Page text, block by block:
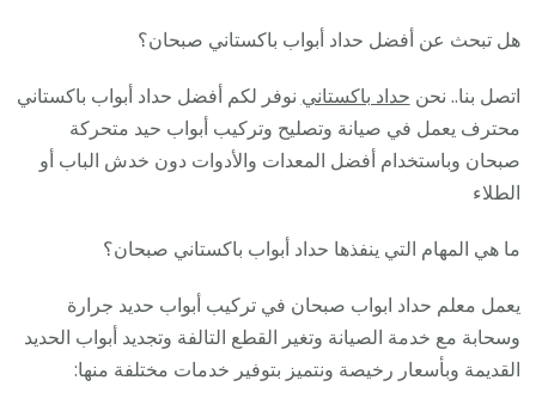
هل تبحث عن أفضل حداد أبواب باكستاني صبحان؟
اتصل بنا.. نحن حداد باكستاني نوفر لكم أفضل حداد أبواب باكستاني
محترف يعمل في صيانة وتصليح وتركيب أبواب حيد متحركة
صبحان وباستخدام أفضل المعدات والأدوات دون خدش الباب أو
الطلاء
ما هي المهام التي ينفذها حداد أبواب باكستاني صبحان؟
يعمل معلم حداد ابواب صبحان في تركيب أبواب حديد جرارة
وسحابة مع خدمة الصيانة وتغير القطع التالفة وتجديد أبواب الحديد
القديمة وبأسعار رخيصة ونتميز بتوفير خدمات مختلفة منها: